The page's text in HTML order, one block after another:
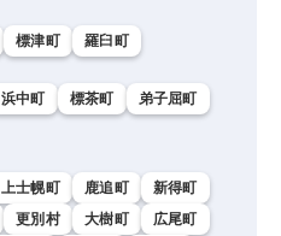
標津町 羅臼町
浜中町 標茶町
弟子屈町
上士幌町 鹿追町
新得町
更別村 大樹町
広尾町